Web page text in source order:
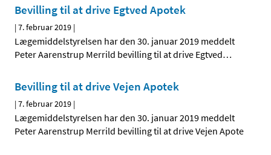
Bevilling til at drive Egtved Apotek
|7. februar 2019 |
Lægemiddelstyrelsen har den 30. januar 2019 meddelt
Peter Aarenstrup Merrild bevilling til at drive Egtved…
Bevilling til at drive Vejen Apotek
|7. februar 2019 |
Lægemiddelstyrelsen har den 30. januar 2019 meddelt
Peter Aarenstrup Merrild bevilling til at drive Vejen Apote